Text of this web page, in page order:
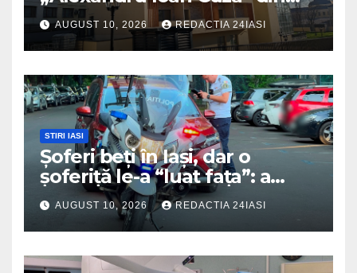
Iași va fi dat în folosință
începând din această
toamnă
AUGUST 10, 2026 REDACTIA 24IASI
STIRI IASI
Șoferi beți în Iași, dar o
șoferiță le-a “luat fața”: a
făcut slalom de parcă era la
concurs!
AUGUST 10, 2026 REDACTIA 24IASI